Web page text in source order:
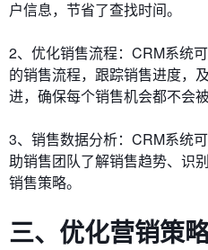
户信息，节省了查找时间。
2、优化销售流程：CRM系统
的销售流程，跟踪销售进度，
进，确保每个销售机会都不会被
3、销售数据分析：CRM系统
助销售团队了解销售趋势、识
销售策略。
三、优化营销策